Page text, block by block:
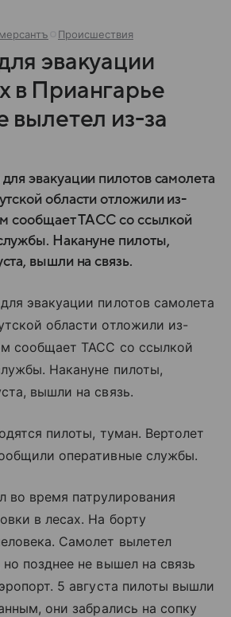
Происшествия
эвакуации
в Приангарье
вылетел из-за
эвакуации пилотов самолета
области отложили из-
сообщает ТАСС со ссылкой
Накануне пилоты,
вышли на связь.
эвакуации пилотов самолета
области отложили из-
сообщает ТАСС со ссылкой
Накануне пилоты,
вышли на связь.
пилоты, туман. Вертолет
оперативные службы.
во время патрулирования
в лесах. На борту
Самолет вылетел
позднее не вышел на связь
5 августа пилоты вышли
они забрались на сопку